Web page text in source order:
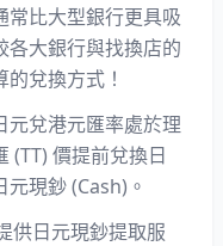
常比大型銀行更具吸
各大銀行與找換店的
的兌換方式！
元兌港元匯率處於理
(TT) 價提前兌換日
現鈔 (Cash)。
供日元現鈔提取服